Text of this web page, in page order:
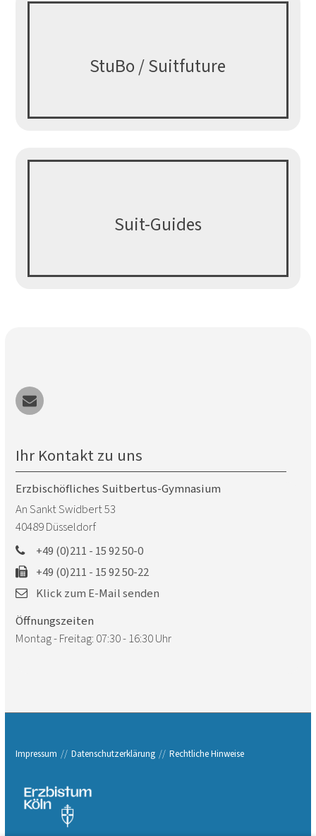
StuBo / Suitfuture
Suit-Guides
Ihr Kontakt zu uns
Erzbischöfliches Suitbertus-Gymnasium
An Sankt Swidbert 53
40489Düsseldorf
+49 (0)211 - 15 92 50-0
+49 (0)211 - 15 92 50-22
Klick zum E-Mail senden
Öffnungszeiten
Montag - Freitag: 07:30 - 16:30 Uhr
Impressum Datenschutzerklärung Rechtliche Hinweise